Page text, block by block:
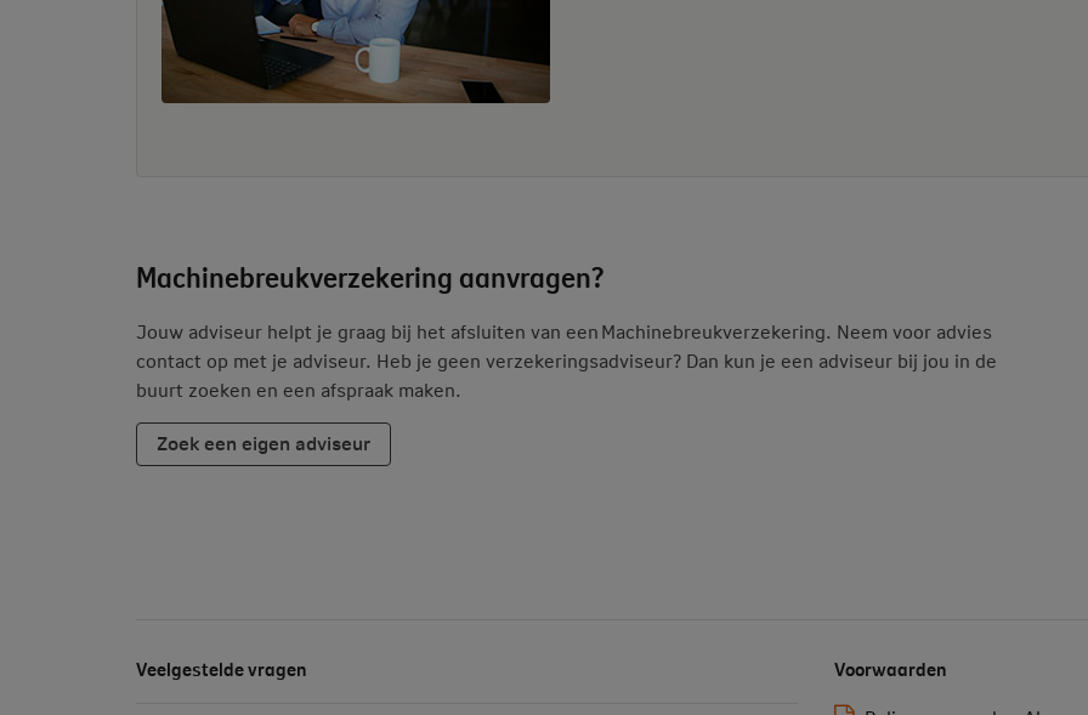
Machinebreukverzekering aanvragen?
Jouw adviseur helpt je graag bij het afsluiten van een Machinebreukverzekering. Neem voor advies
contact op met je adviseur. Heb je geen verzekeringsadviseur? Dan kun je een adviseur bij jou in de
buurt zoeken en een afspraak maken.
Zoek een eigen adviseur
Veelgestelde vragen
Voorwaarden